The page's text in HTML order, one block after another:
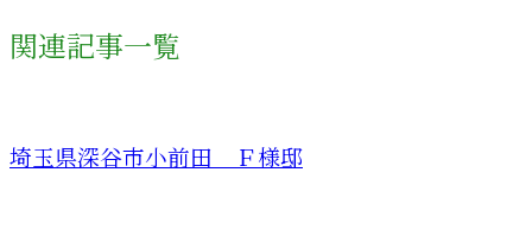
関連記事一覧
埼玉県深谷市小前田 Ｆ様邸